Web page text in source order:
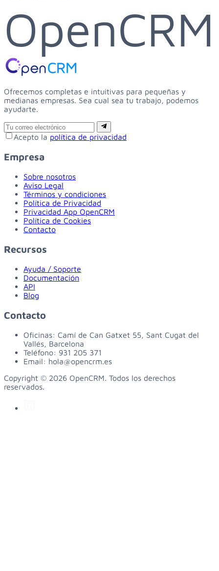
OpenCRM
Ofrecemos completas e intuitivas para pequeñas y
medianas empresas. Sea cual sea tu trabajo, podemos
ayudarte.
Email
Suscribirse
Acepto la política de privacidad
Empresa
Sobre nosotros
Aviso Legal
Términos y condiciones
Política de Privacidad
Privacidad App OpenCRM
Política de Cookies
Contacto
Recursos
Ayuda / Soporte
Documentación
API
Blog
Contacto
Oficinas: Camí de Can Gatxet 55, Sant Cugat del
Vallés, Barcelona
Teléfono: 931 205 371
Email: hola@opencrm.es
Copyright © 2026 OpenCRM. Todos los derechos
reservados.